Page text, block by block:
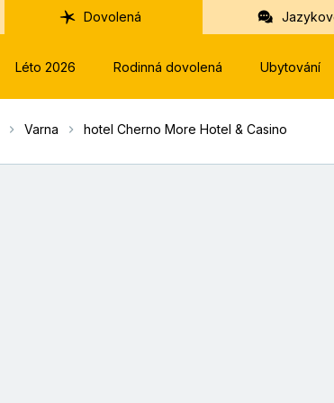
Dovolená
Léto 2026 Rodinná dovolená Ubytování
Varna hotel Cherno More Hotel & Casino